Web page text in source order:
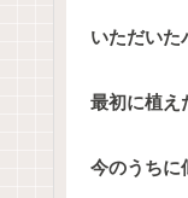
いただいた
最初に植え
今のうちに